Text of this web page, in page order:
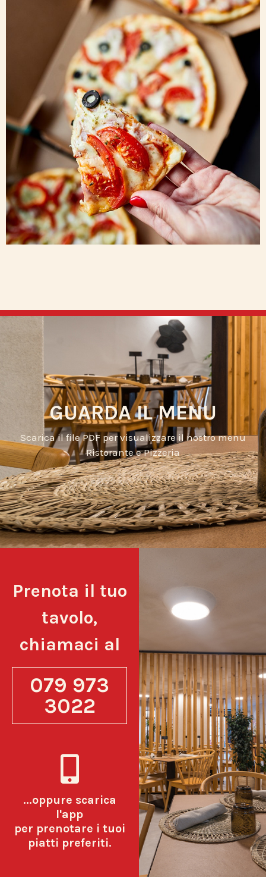
GUARDA IL MENU
Scarica il file PDF per visualizzare il nostro menu
Ristorante e Pizzeria
Prenota il tuo
tavolo,
chiamaci al
079 973
3022
...oppure scarica
l'app
per prenotare i tuoi
piatti preferiti.